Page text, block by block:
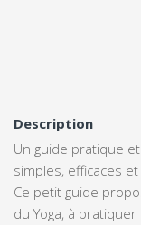
Description
Un guide pratique
simples, efficaces
Ce petit guide
du Yoga, à